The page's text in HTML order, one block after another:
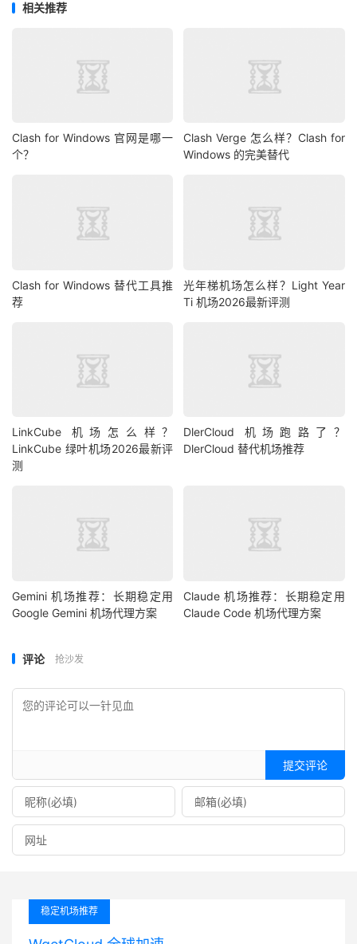
相关推荐
Clash for Windows 官网是哪一
个？
Clash Verge 怎么样？Clash for
Windows 的完美替代
Clash for Windows 替代工具推
荐
光年梯机场怎么样？Light Year
Ti 机场2026最新评测
LinkCube 机场怎么样？
LinkCube 绿叶机场2026最新评
测
DlerCloud 机场跑路了？
DlerCloud 替代机场推荐
Gemini 机场推荐：长期稳定用
Google Gemini 机场代理方案
Claude 机场推荐：长期稳定用
Claude Code 机场代理方案
评论 抢沙发
提交评论
稳定机场推荐